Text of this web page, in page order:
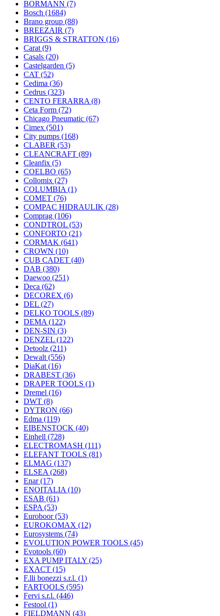
BORMANN (7)
Bosch (1684)
Brano group (88)
BREEZAIR (7)
BRIGGS & STRATTON (16)
Carat (9)
Casals (20)
Castelgarden (5)
CAT (52)
Cedima (36)
Cedrus (323)
CENTO FERARRA (8)
Ceta Form (72)
Chicago Pneumatic (67)
Cimex (501)
City pumps (168)
CLABER (53)
CLEANCRAFT (89)
Cleanfix (5)
COELBO (65)
Collomix (27)
COLUMBIA (1)
COMET (76)
COMPAC HIDRAULIK (28)
Comprag (106)
CONDTROL (53)
CONFORTO (21)
CORMAK (641)
CROWN (10)
CUB CADET (40)
DAB (380)
Daewoo (251)
Deca (62)
DECOREX (6)
DEL (27)
DELKO TOOLS (89)
DEMA (122)
DEN-SIN (3)
DENZEL (122)
Detoolz (211)
Dewalt (556)
DiaKat (16)
DRABEST (36)
DRAPER TOOLS (1)
Dremel (16)
DWT (8)
DYTRON (66)
Edma (119)
EIBENSTOCK (40)
Einhell (728)
ELECTROMASH (111)
ELEFANT TOOLS (81)
ELMAG (137)
ELSEA (268)
Enar(17)
ENOITALIA (10)
ESAB (61)
ESPA (53)
Euroboor(53)
EUROKOMAX (12)
Eurosystems (74)
EVOLUTION POWER TOOLS (45)
Evotools (60)
EXA PUMP ITALY (25)
EXACT (15)
F.lli bonezzi s.r.l. (1)
FARTOOLS (595)
Fervi s.r.l. (446)
Festool (1)
FIELDMANN (43)